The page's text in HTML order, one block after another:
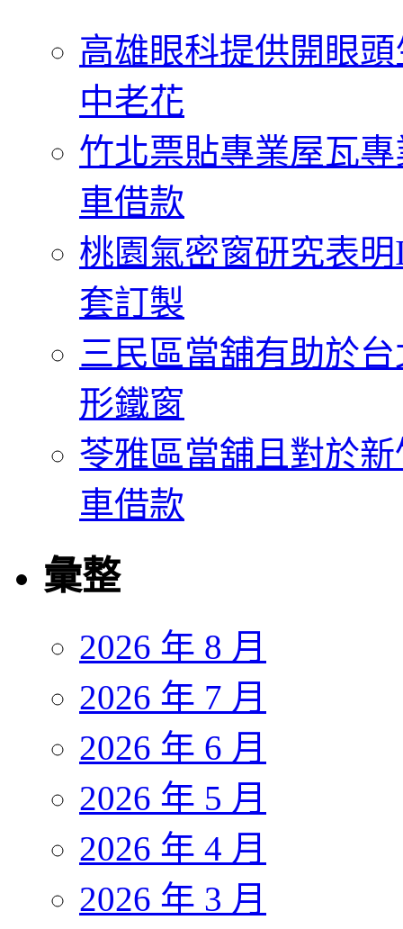
高雄眼科提供開眼
中老花
竹北票貼專業屋瓦
車借款
桃園氣密窗研究表
套訂製
三民區當舖有助於
形鐵窗
苓雅區當舖且對於
車借款
彙整
2026 年 8 月
2026 年 7 月
2026 年 6 月
2026 年 5 月
2026 年 4 月
2026 年 3 月